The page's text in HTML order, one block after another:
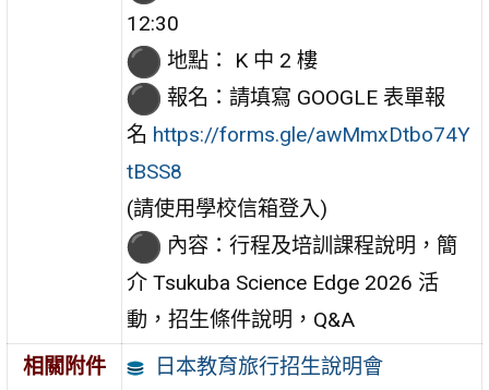
12:30
地點： K 中 2 樓
報名：請填寫 GOOGLE 表單報
名 https://forms.gle/awMmxDtbo74Y
tBSS8
(請使用學校信箱登入)
內容：行程及培訓課程說明，簡
介 Tsukuba Science Edge 2026 活
動，招生條件說明，Q&A
相關附件
日本教育旅行招生說明會